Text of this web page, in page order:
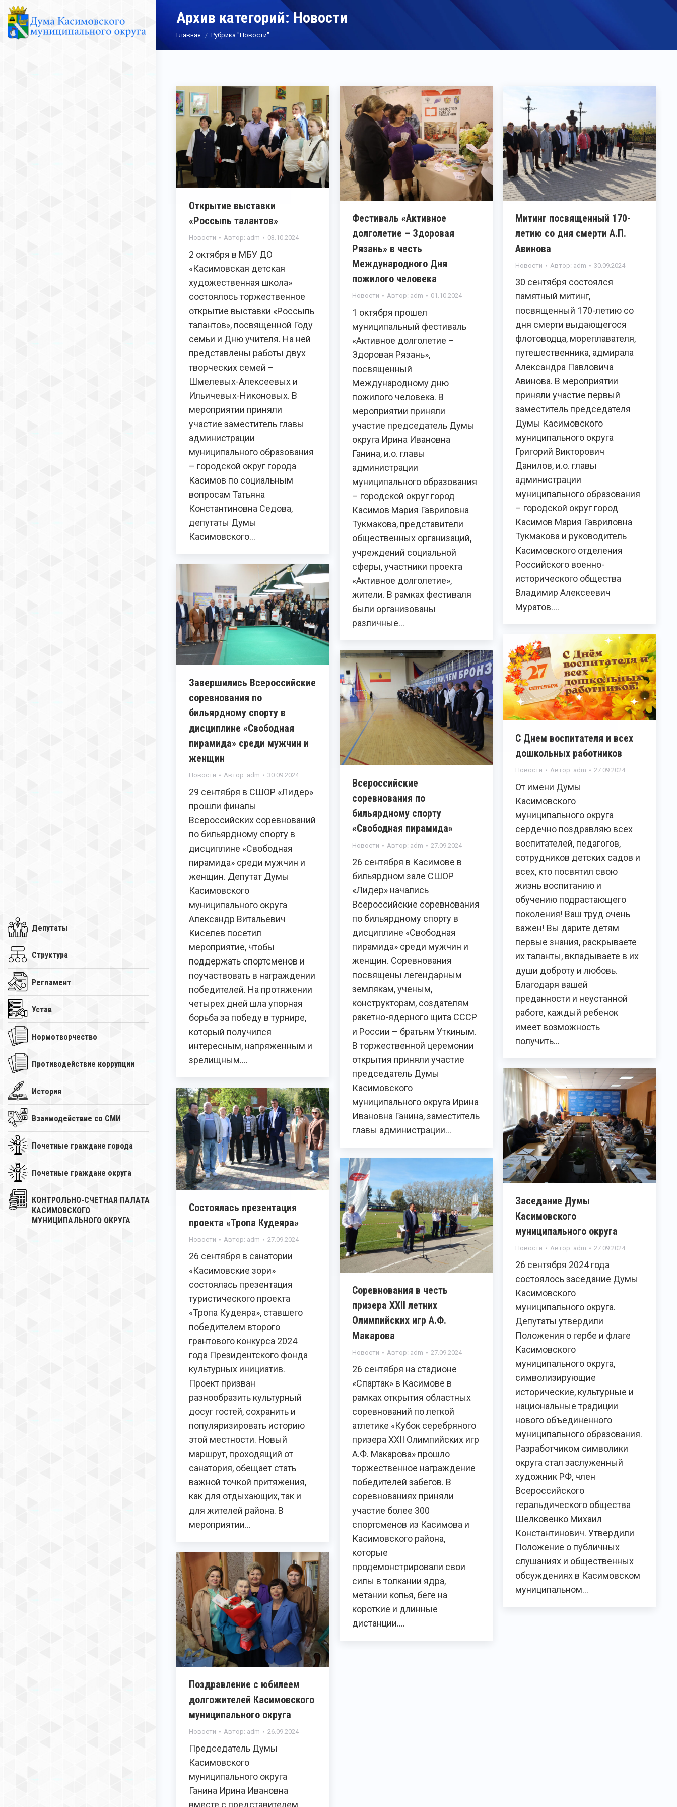
Депутаты
Структура
Регламент
Устав
Нормотворчество
Противодействие коррупции
История
Взаимодействие со СМИ
Почетные граждане города
Почетные граждане округа
КОНТРОЛЬНО-СЧЕТНАЯ ПАЛАТА
КАСИМОВСКОГО
МУНИЦИПАЛЬНОГО ОКРУГА
Архив категорий:Новости
Вы здесь:
Главная Рубрика "Новости"
Открытие выставки
«Россыпь талантов»
Новости Автор: adm 03.10.2024
2 октября в МБУ ДО
«Касимовская детская
художественная школа»
состоялось торжественное
открытие выставки «Россыпь
талантов», посвященной Году
семьи и Дню учителя. На ней
представлены работы двух
творческих семей –
Шмелевых-Алексеевых и
Ильичевых-Никоновых. В
мероприятии приняли
участие заместитель главы
администрации
муниципального образования
– городской округ города
Касимов по социальным
вопросам Татьяна
Константиновна Седова,
депутаты Думы
Касимовского…
Фестиваль «Активное
долголетие – Здоровая
Рязань» в честь
Международного Дня
пожилого человека
Новости Автор: adm 01.10.2024
1 октября прошел
муниципальный фестиваль
«Активное долголетие –
Здоровая Рязань»,
посвященный
Международному дню
пожилого человека. В
мероприятии приняли
участие председатель Думы
округа Ирина Ивановна
Ганина, и.о. главы
администрации
муниципального образования
– городской округ город
Касимов Мария Гавриловна
Тукмакова, представители
общественных организаций,
учреждений социальной
сферы, участники проекта
«Активное долголетие»,
жители. В рамках фестиваля
были организованы
различные…
Митинг посвященный 170-
летию со дня смерти А.П.
Авинова
Новости Автор: adm 30.09.2024
30 сентября состоялся
памятный митинг,
посвященный 170-летию со
дня смерти выдающегося
флотоводца, мореплавателя,
путешественника, адмирала
Александра Павловича
Авинова. В мероприятии
приняли участие первый
заместитель председателя
Думы Касимовского
муниципального округа
Григорий Викторович
Данилов, и.о. главы
администрации
муниципального образования
– городской округ город
Касимов Мария Гавриловна
Тукмакова и руководитель
Касимовского отделения
Российского военно-
исторического общества
Владимир Алексеевич
Муратов.…
Завершились Всероссийские
соревнования по
бильярдному спорту в
дисциплине «Свободная
пирамида» среди мужчин и
женщин
Новости Автор: adm 30.09.2024
29 сентября в СШОР «Лидер»
прошли финалы
Всероссийских соревнований
по бильярдному спорту в
дисциплине «Свободная
пирамида» среди мужчин и
женщин. Депутат Думы
Касимовского
муниципального округа
Александр Витальевич
Киселев посетил
мероприятие, чтобы
поддержать спортсменов и
поучаствовать в награждении
победителей. На протяжении
четырех дней шла упорная
борьба за победу в турнире,
который получился
интересным, напряженным и
зрелищным.…
C Днем воспитателя и всех
дошкольных работников
Новости Автор: adm 27.09.2024
От имени Думы
Касимовского
муниципального округа
сердечно поздравляю всех
воспитателей, педагогов,
сотрудников детских садов и
всех, кто посвятил свою
жизнь воспитанию и
обучению подрастающего
поколения! Ваш труд очень
важен! Вы дарите детям
первые знания, раскрываете
их таланты, вкладываете в их
души доброту и любовь.
Благодаря вашей
преданности и неустанной
работе, каждый ребенок
имеет возможность
получить…
Всероссийские
соревнования по
бильярдному спорту
«Свободная пирамида»
Новости Автор: adm 27.09.2024
26 сентября в Касимове в
бильярдном зале СШОР
«Лидер» начались
Всероссийские соревнования
по бильярдному спорту в
дисциплине «Свободная
пирамида» среди мужчин и
женщин. Соревнования
посвящены легендарным
землякам, ученым,
конструкторам, создателям
ракетно-ядерного щита СССР
и России – братьям Уткиным.
В торжественной церемонии
открытия приняли участие
председатель Думы
Касимовского
муниципального округа Ирина
Ивановна Ганина, заместитель
главы администрации…
Заседание Думы
Касимовского
муниципального округа
Новости Автор: adm 27.09.2024
26 сентября 2024 года
состоялось заседание Думы
Касимовского
муниципального округа.
Депутаты утвердили
Положения о гербе и флаге
Касимовского
муниципального округа,
символизирующие
исторические, культурные и
национальные традиции
нового объединенного
муниципального образования.
Разработчиком символики
округа стал заслуженный
художник РФ, член
Всероссийского
геральдического общества
Шелковенко Михаил
Константинович. Утвердили
Положение о публичных
слушаниях и общественных
обсуждениях в Касимовском
муниципальном…
Состоялась презентация
проекта «Тропа Кудеяра»
Новости Автор: adm 27.09.2024
26 сентября в санатории
«Касимовские зори»
состоялась презентация
туристического проекта
«Тропа Кудеяра», ставшего
победителем второго
грантового конкурса 2024
года Президентского фонда
культурных инициатив.
Проект призван
разнообразить культурный
досуг гостей, сохранить и
популяризировать историю
этой местности. Новый
маршрут, проходящий от
санатория, обещает стать
важной точкой притяжения,
как для отдыхающих, так и
для жителей района. В
мероприятии…
Соревнования в честь
призера XXII летних
Олимпийских игр А.Ф.
Макарова
Новости Автор: adm 27.09.2024
26 сентября на стадионе
«Спартак» в Касимове в
рамках открытия областных
соревнований по легкой
атлетике «Кубок серебряного
призера XXII Олимпийских игр
А.Ф. Макарова» прошло
торжественное награждение
победителей забегов. В
соревнованиях приняли
участие более 300
спортсменов из Касимова и
Касимовского района,
которые
продемонстрировали свои
силы в толкании ядра,
метании копья, беге на
короткие и длинные
дистанции.…
Поздравление с юбилеем
долгожителей Касимовского
муниципального округа
Новости Автор: adm 26.09.2024
Председатель Думы
Касимовского
муниципального округа
Ганина Ирина Ивановна